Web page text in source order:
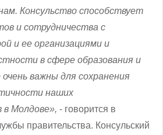
Консульство способствует
и сотрудничества с
и ее организациями и
в сфере образования и
важны для сохранения
наших
в Молдове», - говорится в
правительства. Консульский